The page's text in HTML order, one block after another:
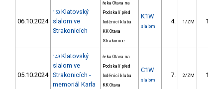
06.10.2024
150 Klatovský
slalom ve
Strakonicích
řeka Otava na
Podskalí před
loděnicí klubu
KK Otava
Strakonice
K1W
slalom
4. 1/ZM 10.16
05.10.2024
149 Klatovský
slalom ve
Strakonicích -
memoriál Karla
řeka Otava na
Podskalí před
loděnicí klubu
KK Otava
C1W
slalom
7. 2/ZM 19.50